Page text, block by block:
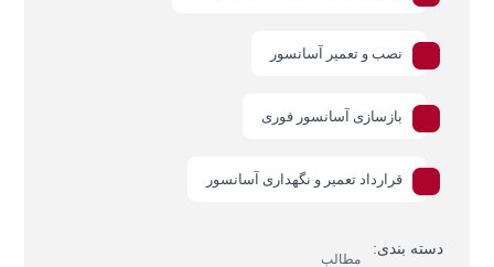
نصب و تعمیر آسانسور
بازسازی آسانسور فوری
قرارداد تعمیر و نگهداری آسانسور
دسته بندی:
مطالب